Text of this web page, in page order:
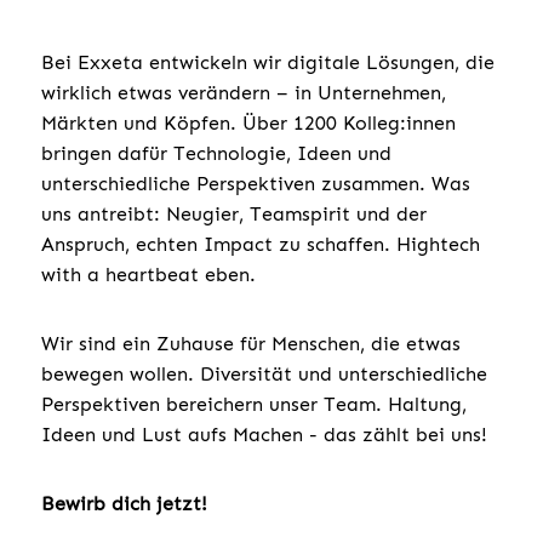
Bei Exxeta entwickeln wir digitale Lösungen, die
wirklich etwas verändern – in Unternehmen,
Märkten und Köpfen. Über 1200 Kolleg:innen
bringen dafür Technologie, Ideen und
unterschiedliche Perspektiven zusammen. Was
uns antreibt: Neugier, Teamspirit und der
Anspruch, echten Impact zu schaffen. Hightech
with a heartbeat eben.
Wir sind ein Zuhause für Menschen, die etwas
bewegen wollen. Diversität und unterschiedliche
Perspektiven bereichern unser Team. Haltung,
Ideen und Lust aufs Machen - das zählt bei uns!
Bewirb dich jetzt!